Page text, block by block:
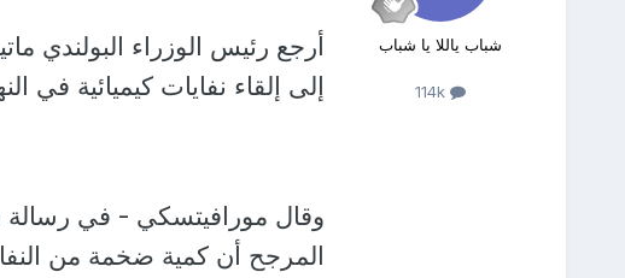
شباب ياللا يا شباب
114k
أرجع رئيس الوزراء البولندي
إلى إلقاء نفايات كيميائية في
وقال مورافيتسكي - في
المرجح أن كمية ضخمة من